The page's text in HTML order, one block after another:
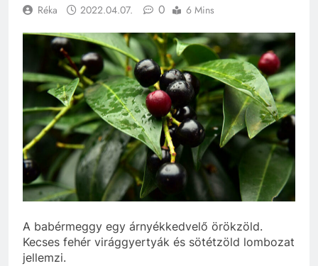
Réka 2022.04.07. 0 6 Mins
A babérmeggy egy árnyékkedvelő örökzöld.
Kecses fehér virággyertyák és sötétzöld lombozat
jellemzi.